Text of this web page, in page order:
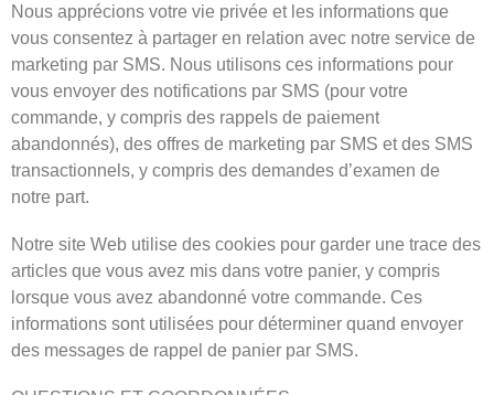
Nous apprécions votre vie privée et les informations que
vous consentez à partager en relation avec notre service de
marketing par SMS. Nous utilisons ces informations pour
vous envoyer des notifications par SMS (pour votre
commande, y compris des rappels de paiement
abandonnés), des offres de marketing par SMS et des SMS
transactionnels, y compris des demandes d’examen de
notre part.
Notre site Web utilise des cookies pour garder une trace des
articles que vous avez mis dans votre panier, y compris
lorsque vous avez abandonné votre commande. Ces
informations sont utilisées pour déterminer quand envoyer
des messages de rappel de panier par SMS.